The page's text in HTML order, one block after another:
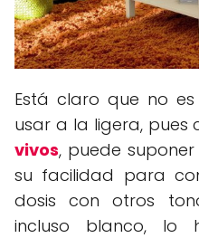
Está claro que no
usar a la ligera, pues
vivos, puede
su facilidad para
dosis con otros
incluso blanco, lo